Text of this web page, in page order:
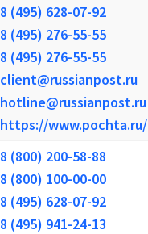
8 (495) 628-07-92
8 (495) 276-55-55
8 (495) 276-55-55
client@russianpost.ru
hotline@russianpost.ru
https://www.pochta.ru/
8 (800) 200-58-88
8 (800) 100-00-00
8 (495) 628-07-92
8 (495) 941-24-13